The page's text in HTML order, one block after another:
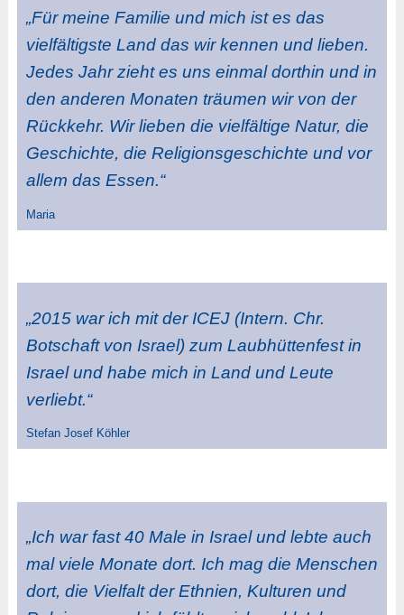
„Für meine Familie und mich ist es das
vielfältigste Land das wir kennen und lieben.
Jedes Jahr zieht es uns einmal dorthin und in
den anderen Monaten träumen wir von der
Rückkehr. Wir lieben die vielfältige Natur, die
Geschichte, die Religionsgeschichte und vor
allem das Essen.“
Maria
„2015 war ich mit der ICEJ (Intern. Chr.
Botschaft von Israel) zum Laubhüttenfest in
Israel und habe mich in Land und Leute
verliebt.“
Stefan Josef Köhler
„Ich war fast 40 Male in Israel und lebte auch
mal viele Monate dort. Ich mag die Menschen
dort, die Vielfalt der Ethnien, Kulturen und